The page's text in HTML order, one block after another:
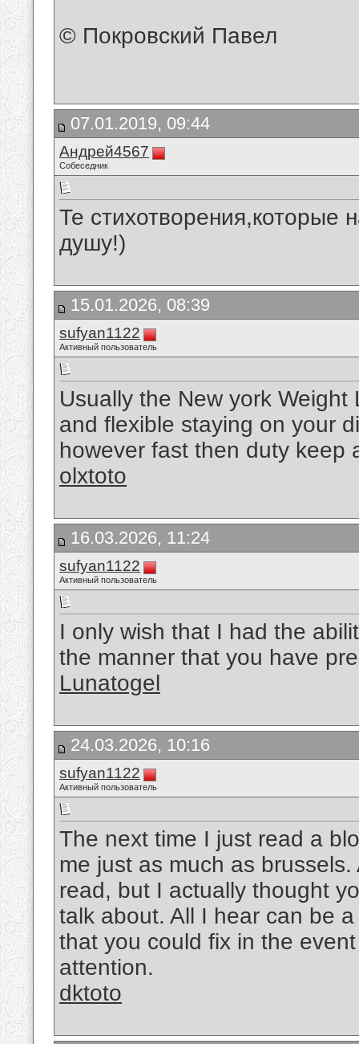
© Покровский Павел
07.01.2019, 09:44
Андрей4567
Собеседник
Те стихотворения,которые
душу!)
15.01.2026, 08:39
sufyan1122
Активный пользователь
Usually the New york
and flexible staying on your
however fast then duty keep
olxtoto
16.03.2026, 11:24
sufyan1122
Активный пользователь
I only wish that I had the
the manner that you have
Lunatogel
24.03.2026, 10:16
sufyan1122
Активный пользователь
The next time I just read a
me just as much as
read, but I actually thought
talk about. All I hear can be
that you could fix in the
attention.
dktoto